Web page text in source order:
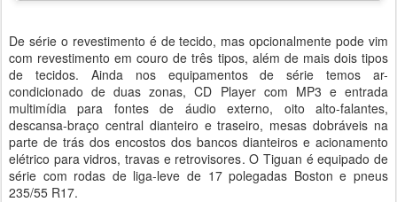
De série o revestimento é de tecido, mas opcionalmente pode vim
com revestimento em couro de três tipos, além de mais dois tipos
de tecidos. Ainda nos equipamentos de série temos ar-
condicionado de duas zonas, CD Player com MP3 e entrada
multimídia para fontes de áudio externo, oito alto-falantes,
descansa-braço central dianteiro e traseiro, mesas dobráveis na
parte de trás dos encostos dos bancos dianteiros e acionamento
elétrico para vidros, travas e retrovisores. O Tiguan é equipado de
série com rodas de liga-leve de 17 polegadas Boston e pneus
235/55 R17.